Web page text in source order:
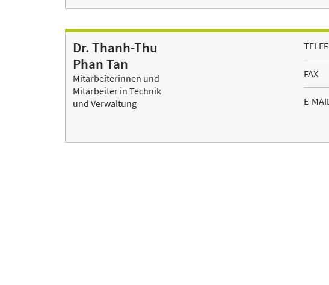
Dr. Thanh-Thu
Phan Tan
Mitarbeiterinnen und
Mitarbeiter in Technik
und Verwaltung
FAX
E-